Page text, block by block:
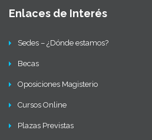
Enlaces de Interés
Sedes – ¿Dónde estamos?
Becas
Oposiciones Magisterio
Cursos Online
Plazas Previstas